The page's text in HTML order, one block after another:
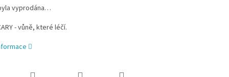
vyprodána…
- vůně, které léčí.